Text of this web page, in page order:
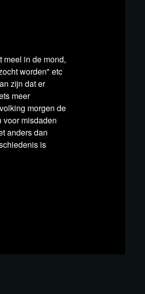
to Macy's are silently
(and it's legal in
to put your passport
aantal faillissementen
dan ooit
meel in de mond,
worden" etc
zijn dat er
meer
morgen de
voor misdaden
anders dan
is